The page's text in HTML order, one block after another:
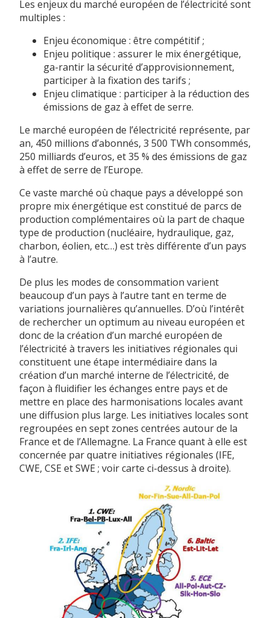
Les enjeux du marché européen de l’électricité sont
multiples :
Enjeu économique : être compétitif ;
Enjeu politique : assurer le mix énergétique,
ga-rantir la sécurité d’approvisionnement,
participer à la fixation des tarifs ;
Enjeu climatique : participer à la réduction des
émissions de gaz à effet de serre.
Le marché européen de l’électricité représente, par
an, 450 millions d’abonnés, 3 500 TWh consommés,
250 milliards d’euros, et 35 % des émissions de gaz
à effet de serre de l’Europe.
Ce vaste marché où chaque pays a développé son
propre mix énergétique est constitué de parcs de
production complémentaires où la part de chaque
type de production (nucléaire, hydraulique, gaz,
charbon, éolien, etc…) est très différente d’un pays
à l’autre.
De plus les modes de consommation varient
beaucoup d’un pays à l’autre tant en terme de
variations journalières qu’annuelles. D’où l’intérêt
de rechercher un optimum au niveau européen et
donc de la création d’un marché européen de
l’électricité à travers les initiatives régionales qui
constituent une étape intermédiaire dans la
création d’un marché interne de l’électricité, de
façon à fluidifier les échanges entre pays et de
mettre en place des harmonisations locales avant
une diffusion plus large. Les initiatives locales sont
regroupées en sept zones centrées autour de la
France et de l’Allemagne. La France quant à elle est
concernée par quatre initiatives régionales (IFE,
CWE, CSE et SWE ; voir carte ci-dessus à droite).